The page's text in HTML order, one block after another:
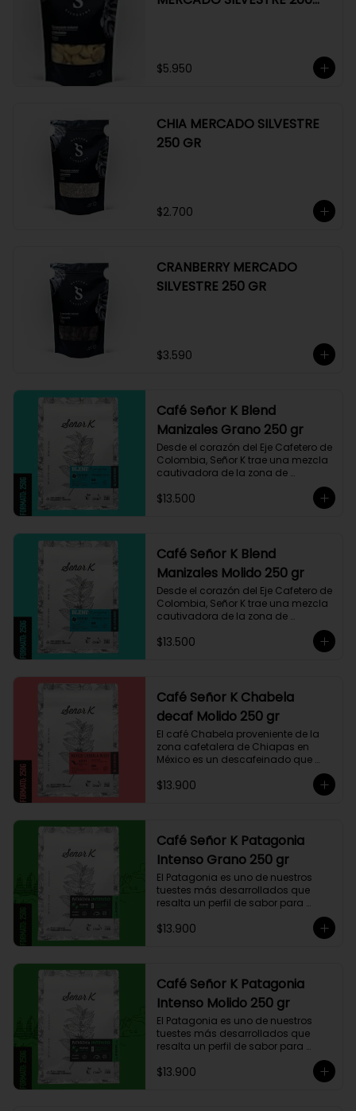
$5.950
CHIA MERCADO SILVESTRE
250 GR
$2.700
CRANBERRY MERCADO
SILVESTRE 250 GR
$3.590
Café Señor K Blend
Manizales Grano 250 gr
Desde el corazón del Eje Cafetero de
Colombia, Señor K trae una mezcla
cautivadora de la zona de
Manizales, entre 1.800 y 1.950 msnm.
La variedad es Castillo, que ha sido
trazas de chocolate. El tueste medio
permite degustar todos los sabores
complejos de este café
$13.500
Café Señor K Blend
Manizales Molido 250 gr
Desde el corazón del Eje Cafetero de
Colombia, Señor K trae una mezcla
cautivadora de la zona de
Manizales, entre 1.800 y 1.950 msnm.
La variedad es Castillo, que ha sido
trazas de chocolate. El tueste medio
permite degustar todos los sabores
complejos de este café
$13.500
Café Señor K Chabela
decaf Molido 250 gr
El café Chabela proveniente de la
zona cafetalera de Chiapas en
México es un descafeinado que
Este café se siembra cerca de la
fruto de su trabajo en el campo a
su madre, Chabela. Es un típica
descafeinado con agua, con
toques especiados y un cuerpo
cremoso, resaltan notas canela,
chocolate negro y lima, esto le
otorga una puntuación de 83,75. Si
buscas descansar de la cafeína,
esta es una exquisita alternativa
$13.900
Café Señor K Patagonia
Intenso Grano 250 gr
El Patagonia es uno de nuestros
tuestes más desarrollados que
resalta un perfil de sabor para
intenso único y con exquisito
Lo diseñamos intencionalmente
para resaltar la intensidad y
generar una gran sinergia si se
añade leche. Se trata de un Blend
con un rico sabor achocolatado.
$13.900
Café Señor K Patagonia
Intenso Molido 250 gr
El Patagonia es uno de nuestros
tuestes más desarrollados que
resalta un perfil de sabor para
intenso único y con exquisito
$13.900